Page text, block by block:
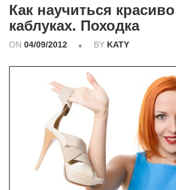
Как научиться
каблуках. Походка
ON 04/09/2012 BY KATY